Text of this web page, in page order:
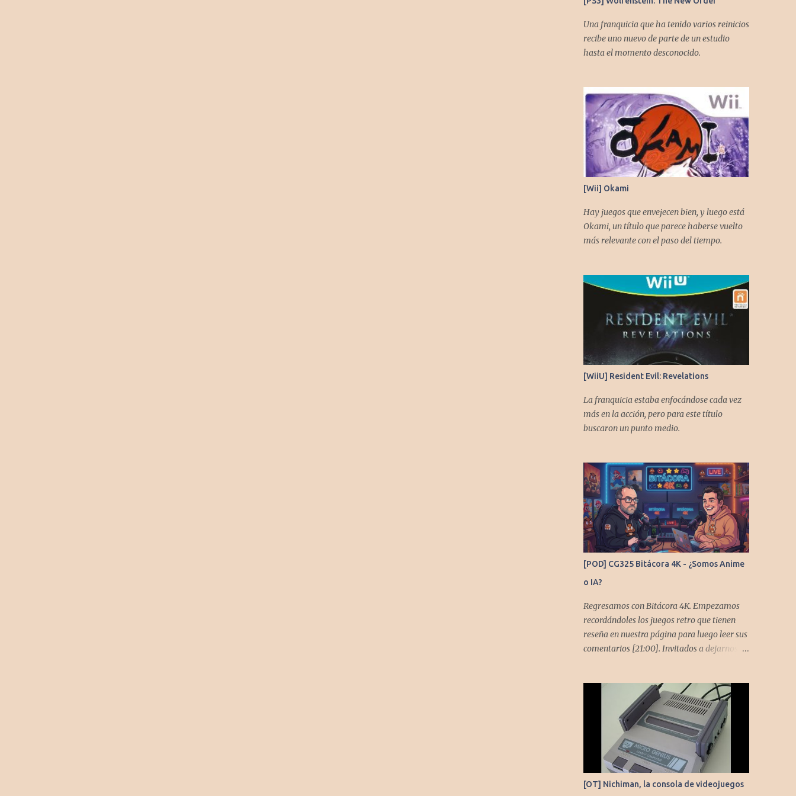
Una franquicia que ha tenido varios reinicios
recibe uno nuevo de parte de un estudio
hasta el momento desconocido.
[Wii] Okami
Hay juegos que envejecen bien, y luego está
Okami, un título que parece haberse vuelto
más relevante con el paso del tiempo.
[WiiU] Resident Evil: Revelations
La franquicia estaba enfocándose cada vez
más en la acción, pero para este título
buscaron un punto medio.
[POD] CG325 Bitácora 4K - ¿Somos Anime
o IA?
Regresamos con Bitácora 4K. Empezamos
recordándoles los juegos retro que tienen
reseña en nuestra página para luego leer sus
comentarios [21:00]. Invitados a dejarnos
pero lo usaremos para comentarles algunos
cambios que queremos hacer en el podcast.
Los acompañan @GoombaVictor y
@flagstaad que no estarían aquí si no es por
ustedes. Muchas gracias a todos los que nos
agregan a sus plataformas de podcast y nos
dejan comentarios en las cuentas de redes.
Spotify YouTube. Twitter -
[OT] Nichiman, la consola de videojuegos